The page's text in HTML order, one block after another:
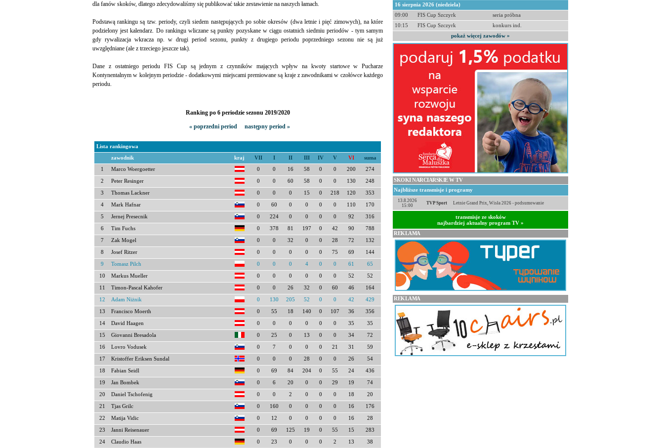
dla fanów skoków, dlatego zdecydowaliśmy się publikować takie zestawienie na naszych łamach.
Podstawą rankingu są tzw. periody, czyli siedem następujących po sobie okresów (dwa letnie i pięć zimowych), na które
podzielony jest kalendarz. Do rankingu wliczane są punkty pozyskane w ciągu ostatnich siedmiu periodów - tym samym
gdy rywalizacja wkracza np. w drugi period sezonu, punkty z drugiego periodu poprzedniego sezonu nie są już
uwzględniane (ale z trzeciego jeszcze tak).
Dane z ostatniego periodu FIS Cup są jednym z czynników mających wpływ na kwoty startowe w Pucharze
Kontynentalnym w kolejnym periodzie - dodatkowymi miejscami premiowane są kraje z zawodnikami w czołówce każdego
periodu.
Ranking po 6 periodzie sezonu 2019/2020
« poprzedni period
następny period »
Lista rankingowa
zawodnik kraj VII I II III IV V VI suma
1 Marco Woergoetter 0 0 16 58 0 0 200 274
2 Peter Resinger 0 0 60 58 0 0 130 248
3 Thomas Lackner 0 0 0 15 0 218 120 353
4 Mark Hafnar 0 60 0 0 0 0 110 170
5 Jernej Presecnik 0 224 0 0 0 0 92 316
6 Tim Fuchs 0 378 81 197 0 42 90 788
7 Zak Mogel 0 0 32 0 0 28 72 132
8 Josef Ritzer 0 0 0 0 0 75 69 144
9 Tomasz Pilch 0 0 0 4 0 0 61 65
10 Markus Mueller 0 0 0 0 0 0 52 52
11 Timon-Pascal Kahofer 0 0 26 32 0 60 46 164
12 Adam Niżnik 0 130 205 52 0 0 42 429
13 Francisco Moerth 0 55 18 140 0 107 36 356
14 David Haagen 0 0 0 0 0 0 35 35
15 Giovanni Bresadola 0 25 0 13 0 0 34 72
16 Lovro Vodusek 0 7 0 0 0 21 31 59
17 Kristoffer Eriksen Sundal 0 0 0 28 0 0 26 54
18 Fabian Seidl 0 69 84 204 0 55 24 436
19 Jan Bombek 0 6 20 0 0 29 19 74
20 Daniel Tschofenig 0 0 2 0 0 0 18 20
21 Tjas Grilc 0 160 0 0 0 0 16 176
22 Matija Vidic 0 12 0 0 0 0 16 28
23 Janni Reisenauer 0 69 125 19 0 55 15 283
24 Claudio Haas 0 23 0 0 0 2 13 38
16 sierpnia 2026 (niedziela)
09:00
FIS Cup Szczyrk
seria próbna
10:15
FIS Cup Szczyrk
konkurs ind.
pokaż więcej zawodów »
SKOKI NARCIARSKIE W TV
Najbliższe transmisje i programy
13.8.2026
15:00
TVP Sport Letnie Grand Prix, Wisła 2026 - podsumowanie
transmisje ze skoków
najbardziej aktualny program TV »
REKLAMA
REKLAMA